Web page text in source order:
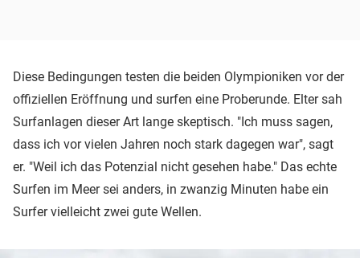
Diese Bedingungen testen die beiden Olympioniken vor der
offiziellen Eröffnung und surfen eine Proberunde. Elter sah
Surfanlagen dieser Art lange skeptisch. "Ich muss sagen,
dass ich vor vielen Jahren noch stark dagegen war", sagt
er. "Weil ich das Potenzial nicht gesehen habe." Das echte
Surfen im Meer sei anders, in zwanzig Minuten habe ein
Surfer vielleicht zwei gute Wellen.